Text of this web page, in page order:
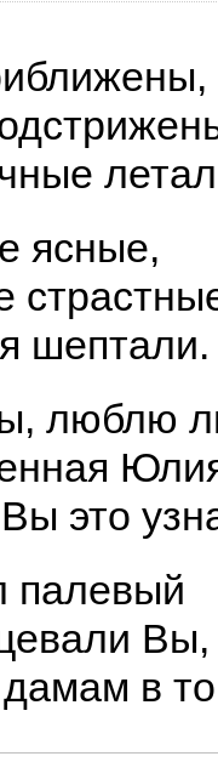
ясные,
шептали.
люблю
это
палевый
Вы,
в